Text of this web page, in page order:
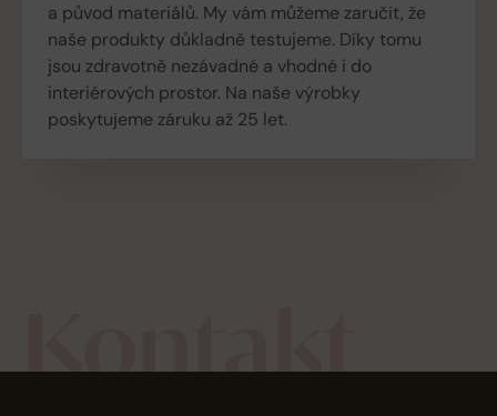
a původ materiálů. My vám můžeme zaručit, že
naše produkty důkladně testujeme. Díky tomu
jsou zdravotně nezávadné a vhodné i do
interiérových prostor. Na naše výrobky
poskytujeme záruku až 25 let.
Kontakt